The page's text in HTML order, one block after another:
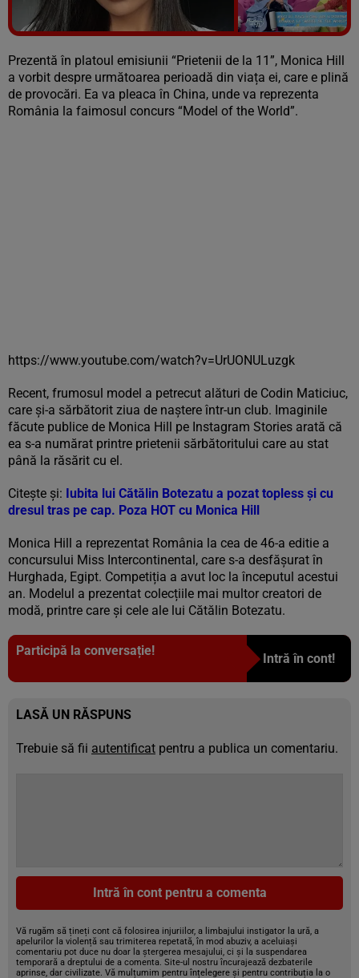
Vezi galeria foto
7 poze
Prezentă în platoul emisiunii “Prietenii de la 11”, Monica Hill
a vorbit despre următoarea perioadă din viața ei, care e plină
de provocări. Ea va pleaca în China, unde va reprezenta
România la faimosul concurs “Model of the World”.
https://www.youtube.com/watch?v=UrUONULuzgk
Recent, frumosul model a petrecut alături de Codin Maticiuc,
care și-a sărbătorit ziua de naștere într-un club. Imaginile
făcute publice de Monica Hill pe Instagram Stories arată că
ea s-a numărat printre prietenii sărbătoritului care au stat
până la răsărit cu el.
Citește și: Iubita lui Cătălin Botezatu a pozat topless și cu
dresul tras pe cap. Poza HOT cu Monica Hill
Monica Hill a reprezentat România la cea de 46-a editie a
concursului Miss Intercontinental, care s-a desfășurat în
Hurghada, Egipt. Competiția a avut loc la începutul acestui
an. Modelul a prezentat colecțiile mai multor creatori de
modă, printre care și cele ale lui Cătălin Botezatu.
Participă la conversație!
Intră în cont!
LASĂ UN RĂSPUNS
Trebuie să fii autentificat pentru a publica un comentariu.
Intră în cont pentru a comenta
Vă rugăm să țineți cont că folosirea injuriilor, a limbajului instigator la ură, a
apelurilor la violență sau trimiterea repetată, în mod abuziv, a aceluiași
comentariu pot duce nu doar la ștergerea mesajului, ci și la suspendarea
temporară a dreptului de a comenta. Site-ul nostru încurajează dezbaterile
aprinse, dar civilizate. Vă mulțumim pentru înțelegere și pentru contribuția la o